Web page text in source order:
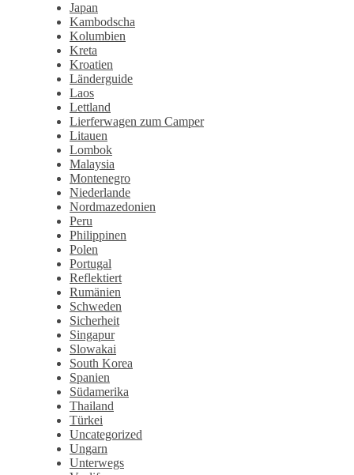
Japan
Kambodscha
Kolumbien
Kreta
Kroatien
Länderguide
Laos
Lettland
Lierferwagen zum Camper
Litauen
Lombok
Malaysia
Montenegro
Niederlande
Nordmazedonien
Peru
Philippinen
Polen
Portugal
Reflektiert
Rumänien
Schweden
Sicherheit
Singapur
Slowakai
South Korea
Spanien
Südamerika
Thailand
Türkei
Uncategorized
Ungarn
Unterwegs